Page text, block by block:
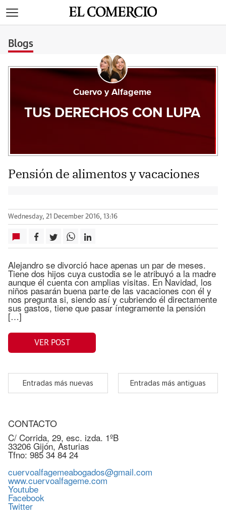
Blogs
Cuervo y Alfageme
TUS DERECHOS CON LUPA
Pensión de alimentos y vacaciones
Wednesday, 21 December 2016, 13:16
Alejandro se divorció hace apenas un par de meses.
Tiene dos hijos cuya custodia se le atribuyó a la madre
aunque él cuenta con amplias visitas. En Navidad, los
niños pasarán buena parte de las vacaciones con él y
nos pregunta si, siendo así y cubriendo él directamente
sus gastos, tiene que pasar íntegramente la pensión
[…]
VER POST
Entradas más nuevas Entradas más antiguas
CONTACTO
C/ Corrida, 29, esc. izda. 1ºB
33206 Gijón, Asturias
Tfno: 985 34 84 24
cuervoalfagemeabogados@gmail.com
www.cuervoalfageme.com
Youtube
Facebook
Twitter